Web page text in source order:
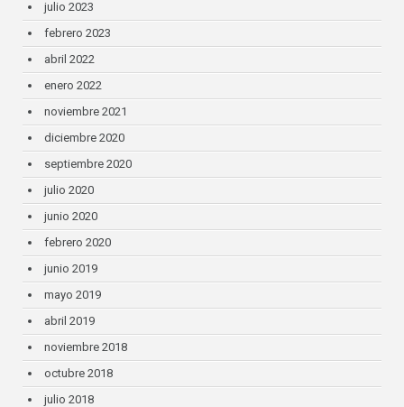
julio 2023
febrero 2023
abril 2022
enero 2022
noviembre 2021
diciembre 2020
septiembre 2020
julio 2020
junio 2020
febrero 2020
junio 2019
mayo 2019
abril 2019
noviembre 2018
octubre 2018
julio 2018